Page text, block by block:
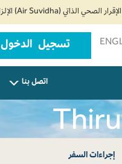
تسجيل الدخول
اتصل بنا
إجراءات السفر